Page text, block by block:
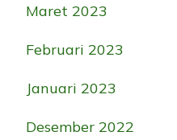
Maret 2023
Februari 2023
Januari 2023
Desember 2022